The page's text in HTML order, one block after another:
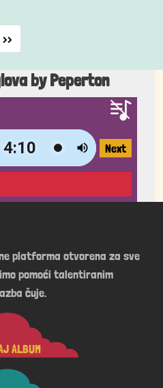
page
››
by Peperton
Next
platforma otvorena za sve
pomoći talentiranim
čuje.
ALBUM